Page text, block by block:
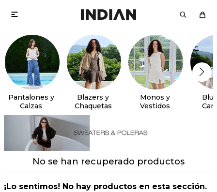

Pantalones y
Calzas
Blazers y
Chaquetas
Monos y
Vestidos
No se han recuperado productos
¡Lo sentimos! No hay productos en esta sección.